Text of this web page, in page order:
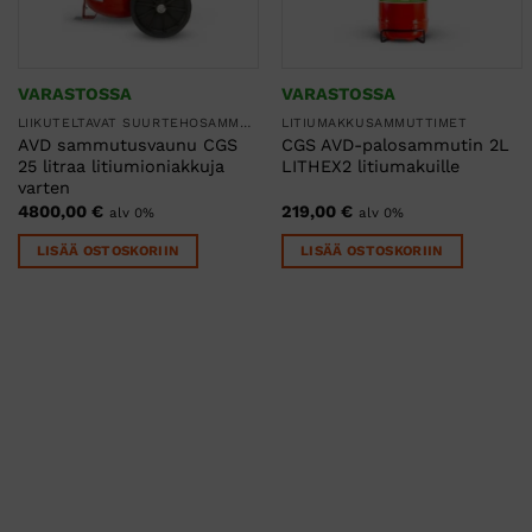
VARASTOSSA
LIIKUTELTAVAT SUURTEHOSAMMUTTIMET
AVD sammutusvaunu CGS
25 litraa litiumioniakkuja
varten
4800,00 € alv 0%
LISÄÄ OSTOSKORIIN
VARASTOSSA
LITIUMAKKUSAMMUTTIMET
CGS AVD-palosammutin 2L
LITHEX2 litiumakuille
219,00€ alv 0%
LISÄÄ OSTOSKORIIN